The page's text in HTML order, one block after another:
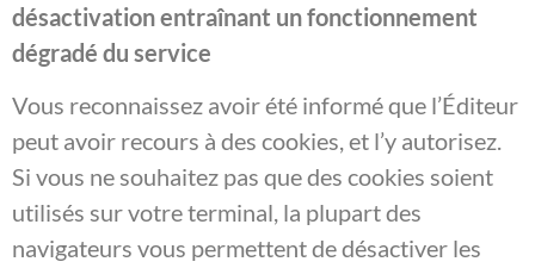
désactivation entraînant un fonctionnement
dégradé du service
Vous reconnaissez avoir été informé que l’Éditeur
peut avoir recours à des cookies, et l’y autorisez.
Si vous ne souhaitez pas que des cookies soient
utilisés sur votre terminal, la plupart des
navigateurs vous permettent de désactiver les